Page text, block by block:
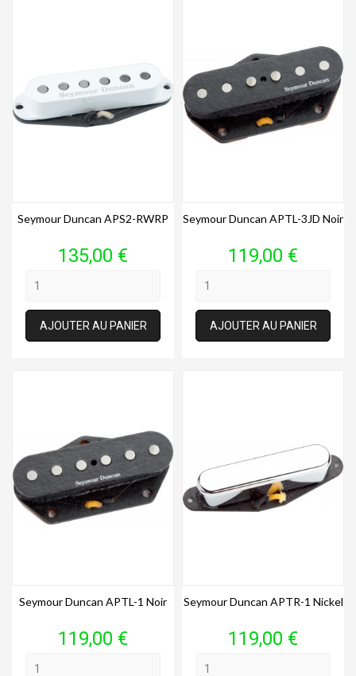
Seymour Duncan APS2-RWRP
Prix
135,00 €
AJOUTER AU PANIER
Seymour Duncan APTL-3JD Noir
Prix
119,00 €
AJOUTER AU PANIER
Seymour Duncan APTL-1 Noir
Prix
119,00 €
Seymour Duncan APTR-1 Nickel
Prix
119,00 €